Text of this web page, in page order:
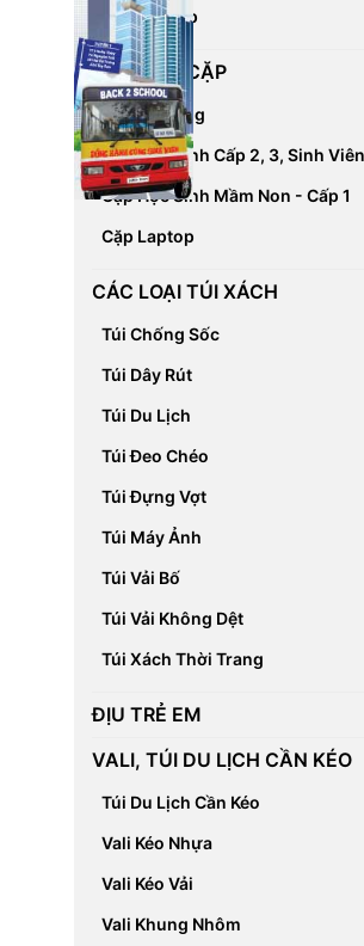
Balo Laptop
CÁC LOẠI CẶP
Cặp Đa Năng
Cặp Học Sinh Cấp 2, 3, Sinh Viên
Cặp Học Sinh Mầm Non - Cấp 1
Cặp Laptop
CÁC LOẠI TÚI XÁCH
Túi Chống Sốc
Túi Dây Rút
Túi Du Lịch
Túi Đeo Chéo
Túi Đựng Vợt
Túi Máy Ảnh
Túi Vải Bố
Túi Vải Không Dệt
Túi Xách Thời Trang
ĐỊU TRẺ EM
VALI, TÚI DU LỊCH CẦN KÉO
Túi Du Lịch Cần Kéo
Vali Kéo Nhựa
Vali Kéo Vải
Vali Khung Nhôm